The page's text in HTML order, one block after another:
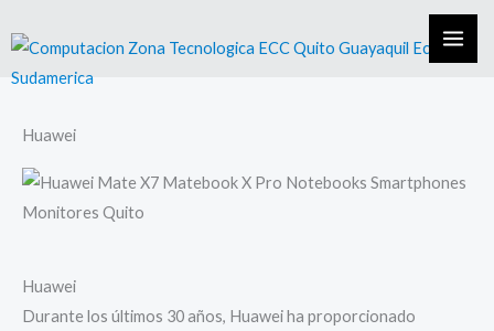
to
content
Huawei
Huawei
Durante los últimos 30 años, Huawei ha proporcionado